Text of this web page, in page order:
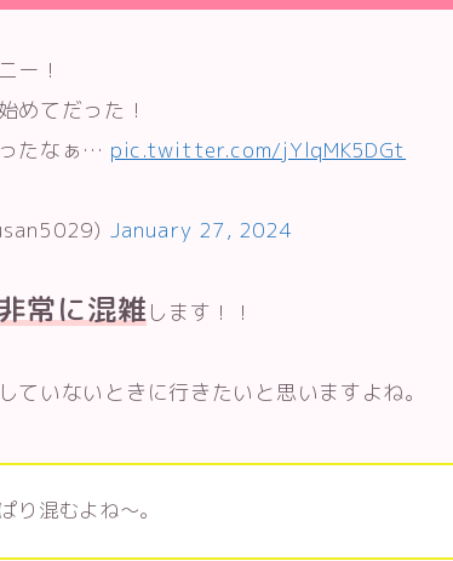
ー！
めてだった！
たなぁ… pic.twitter.com/jYlqMK5DGt
January 27, 2024
常に混雑します！！
ていないときに行きたいと思いますよね。
り混むよね～。